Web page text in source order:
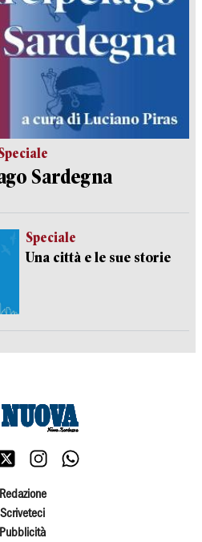
Sardegna
Speciale
Una città e le sue storie
Redazione
Scriveteci
Pubblicità